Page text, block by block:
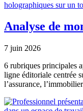
Analyse de
7 juin 2026
6 rubriques principales
ligne éditoriale centrée
l’assurance,